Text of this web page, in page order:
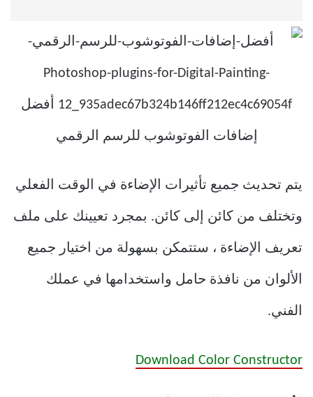
يتم تحديث جميع تأثيرات الإضاءة في الوقت الفعلي
وتختلف من كائن إلى كائن. بمجرد تعيينك على ملف
تعريف الإضاءة ، ستتمكن بسهولة من اختيار جميع
الألوان من نافذة حامل واستخدامها في عملك
الفني.
Download Color Constructor